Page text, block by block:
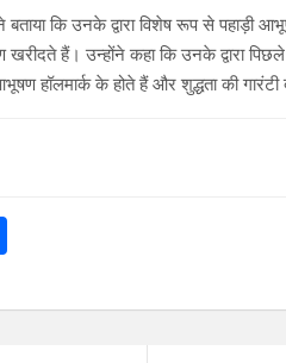
कि उनके द्वारा विशेष रूप से पहाड़ी
हैं। उन्होंने कहा कि उनके द्वारा पिछले
हॉलमार्क के होते हैं और शुद्धता की गारंटी
ar